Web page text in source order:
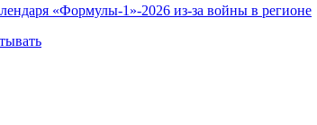
«Формулы-1»-2026 из-за войны в регионе